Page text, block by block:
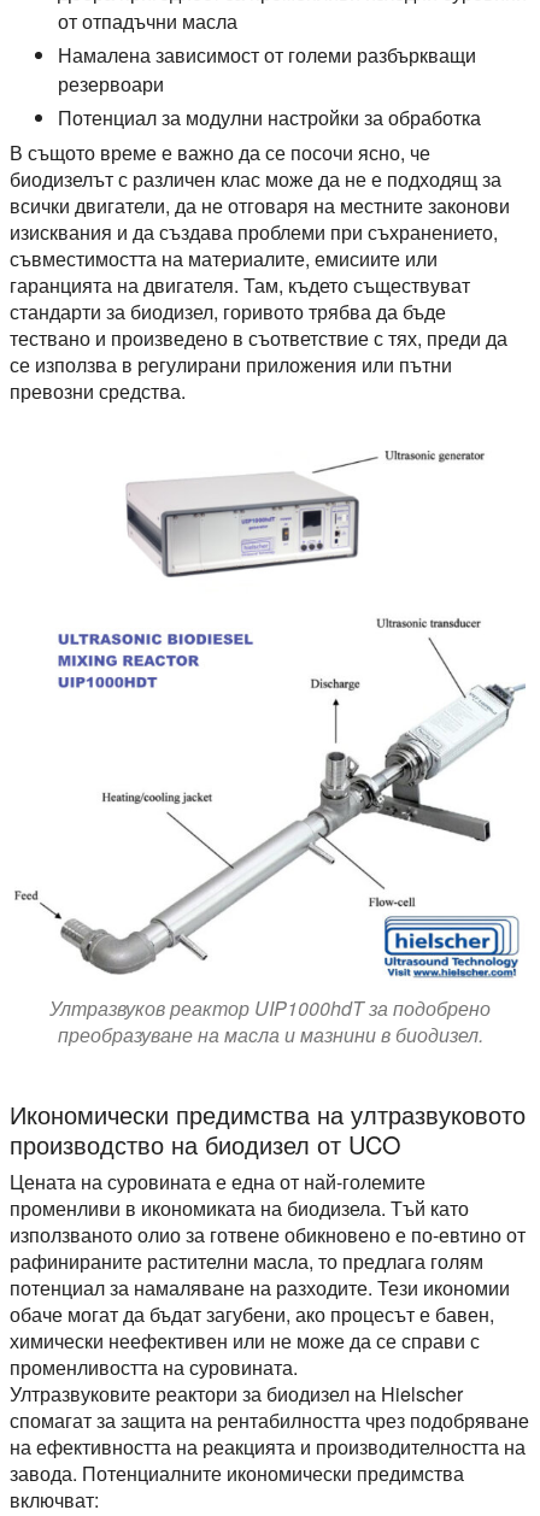
от отпадъчни масла
Намалена зависимост от големи разбъркващи
резервоари
Потенциал за модулни настройки за обработка
В същото време е важно да се посочи ясно, че
биодизелът с различен клас може да не е подходящ за
всички двигатели, да не отговаря на местните законови
изисквания и да създава проблеми при съхранението,
съвместимостта на материалите, емисиите или
гаранцията на двигателя. Там, където съществуват
стандарти за биодизел, горивото трябва да бъде
тествано и произведено в съответствие с тях, преди да
се използва в регулирани приложения или пътни
превозни средства.
Ултразвуков реактор UIP1000hdT за подобрено
преобразуване на масла и мазнини в биодизел.
Икономически предимства на ултразвуковото
производство на биодизел от UCO
Цената на суровината е една от най-големите
променливи в икономиката на биодизела. Тъй като
използваното олио за готвене обикновено е по-евтино от
рафинираните растителни масла, то предлага голям
потенциал за намаляване на разходите. Тези икономии
обаче могат да бъдат загубени, ако процесът е бавен,
химически неефективен или не може да се справи с
променливостта на суровината.
Ултразвуковите реактори за биодизел на Hielscher
спомагат за защита на рентабилността чрез подобряване
на ефективността на реакцията и производителността на
завода. Потенциалните икономически предимства
включват: